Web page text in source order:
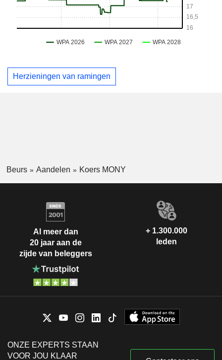
Herzieningen van ramingen
Beurs Aandelen Koers MONY
Al meer dan
20 jaar aan de
zijde van beleggers
+ 1.300.000
leden
ONZE EXPERTS STAAN
VOOR JOU KLAAR